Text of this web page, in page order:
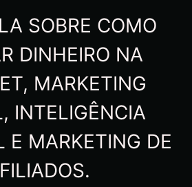
SOBRE COMO
DINHEIRO NA
MARKETING
INTELIGÊNCIA
E MARKETING DE